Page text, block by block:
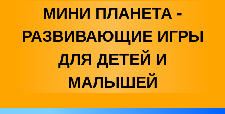
МИНИ ПЛАНЕТА -
РАЗВИВАЮЩИЕ ИГРЫ
ДЛЯ ДЕТЕЙ И
МАЛЫШЕЙ